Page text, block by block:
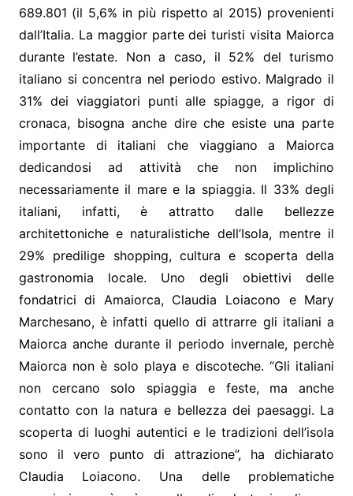
689.801 (il 5,6% in più rispetto al 2015) provenienti
dall’Italia. La maggior parte dei turisti visita Maiorca
durante l’estate. Non a caso, il 52% del turismo
italiano si concentra nel periodo estivo. Malgrado il
31% dei viaggiatori punti alle spiagge, a rigor di
cronaca, bisogna anche dire che esiste una parte
importante di italiani che viaggiano a Maiorca
dedicandosi ad attività che non implichino
necessariamente il mare e la spiaggia. Il 33% degli
italiani, infatti, è attratto dalle bellezze
architettoniche e naturalistiche dell’Isola, mentre il
29% predilige shopping, cultura e scoperta della
gastronomia locale. Uno degli obiettivi delle
fondatrici di Amaiorca, Claudia Loiacono e Mary
Marchesano, è infatti quello di attrarre gli italiani a
Maiorca anche durante il periodo invernale, perchè
Maiorca non è solo playa e discoteche. “Gli italiani
non cercano solo spiaggia e feste, ma anche
contatto con la natura e bellezza dei paesaggi. La
scoperta di luoghi autentici e le tradizioni dell’isola
sono il vero punto di attrazione”, ha dichiarato
Claudia Loiacono. Una delle problematiche